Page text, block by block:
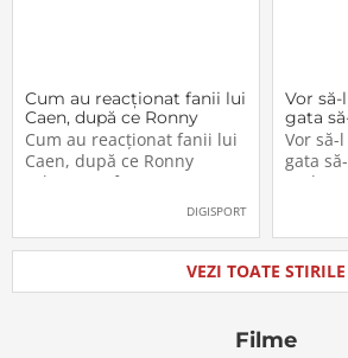
Cum au reacționat fanii lui
Caen, după ce Ronny
Labonne a fost prezentat
oficial la FCSB
Cum au reacționat fanii lui
Caen, după ce Ronny
Labonne a fost prezentat
DIGISPORT
Vor să-
gata
Radu
către
Vor să-
gata
Radu
VEZI TOATE STIRILE
Filme